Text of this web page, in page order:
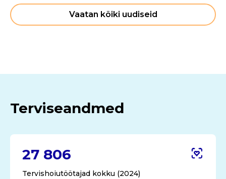
Vaatan kõiki uudiseid
Terviseandmed
27 806
Tervishoiutöötajad kokku (2024)